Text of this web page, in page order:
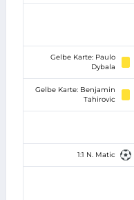
Gelbe Karte: Paulo
Dybala
Gelbe Karte: Benjamin
Tahirovic
1:1 N. Matic